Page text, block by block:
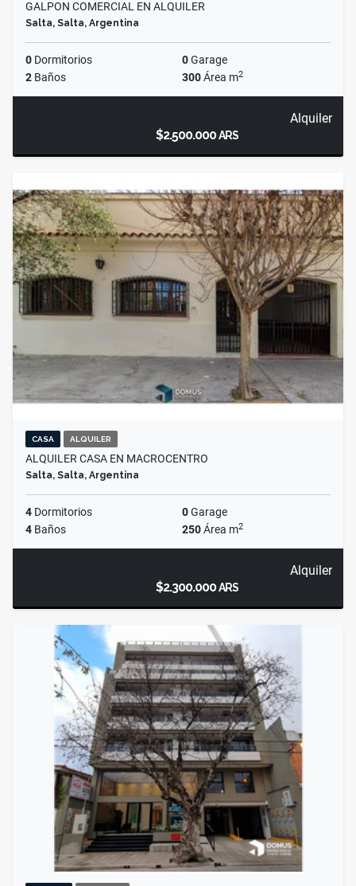
GALPON COMERCIAL EN ALQUILER
Salta, Salta, Argentina
0 Dormitorios 0Garage
2 Baños 300Área m2
Alquiler
$2.500.000ARS
CASA ALQUILER
ALQUILER CASA EN MACROCENTRO
Salta, Salta, Argentina
4 Dormitorios 0Garage
4 Baños 250Área m2
Alquiler
$2.300.000ARS